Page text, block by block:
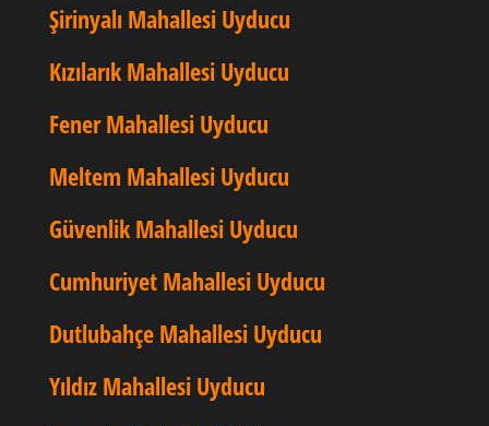
Şirinyalı Mahallesi Uyducu
Kızılarık Mahallesi Uyducu
Fener Mahallesi Uyducu
Meltem Mahallesi Uyducu
Güvenlik Mahallesi Uyducu
Cumhuriyet Mahallesi Uyducu
Dutlubahçe Mahallesi Uyducu
Yıldız Mahallesi Uyducu